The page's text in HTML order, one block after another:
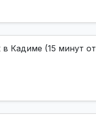
в Кадиме (15 минут от